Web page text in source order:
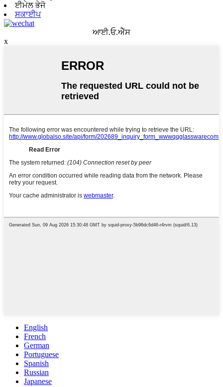
ਈਮੇਲ ਭੇਜੋ
ਸਕਾਈਪ
ਆਈ.ਓ.ਐੱਸ
x
English
French
German
Portuguese
Spanish
Russian
Japanese